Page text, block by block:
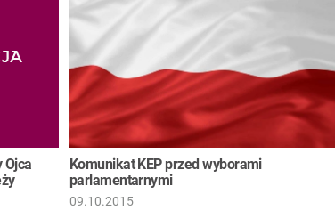
Ojca
09.10.2015
Komunikat KEP przed wyborami
parlamentarnymi